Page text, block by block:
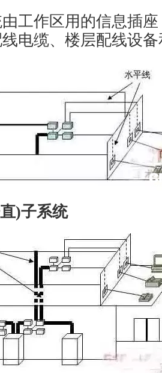
作区用的信息插座
电缆、楼层配线设
)子系统